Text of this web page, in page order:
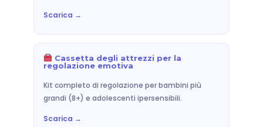
Scarica →
Cassetta degli attrezzi per la
regolazione emotiva
Kit completo di regolazione per bambini più
grandi (8+) e adolescenti ipersensibili.
Scarica →